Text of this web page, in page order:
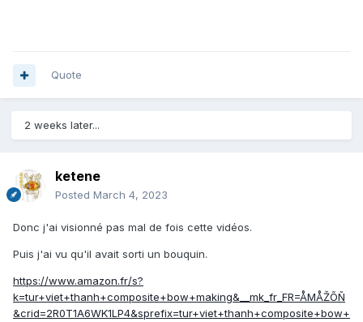
Quote
2 weeks later...
ketene
Posted March 4, 2023
Donc j'ai visionné pas mal de fois cette vidéos.
Puis j'ai vu qu'il avait sorti un bouquin.
https://www.amazon.fr/s?
k=tur+viet+thanh+composite+bow+making&__mk_fr_FR=ÅMÅŽÕÑ
&crid=2R0T1A6WK1LP4&sprefix=tur+viet+thanh+composite+bow+